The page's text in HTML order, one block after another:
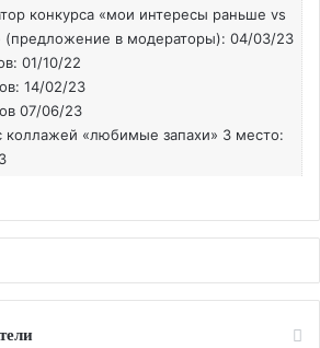
конкурса «мои интересы раньше vs
(предложение в модераторы): 04/03/23
01/10/22
14/02/23
07/06/23
коллажей «любимые запахи» 3 место: